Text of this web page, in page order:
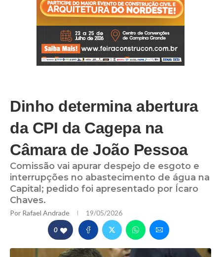
Dinho determina abertura
da CPI da Cagepa na
Câmara de João Pessoa
Comissão vai apurar despejo de esgoto e
interrupções no abastecimento de água na
Capital; pedido foi apresentado por Ícaro
Chaves.
Por Rafael Andrade 19/05/2026
0